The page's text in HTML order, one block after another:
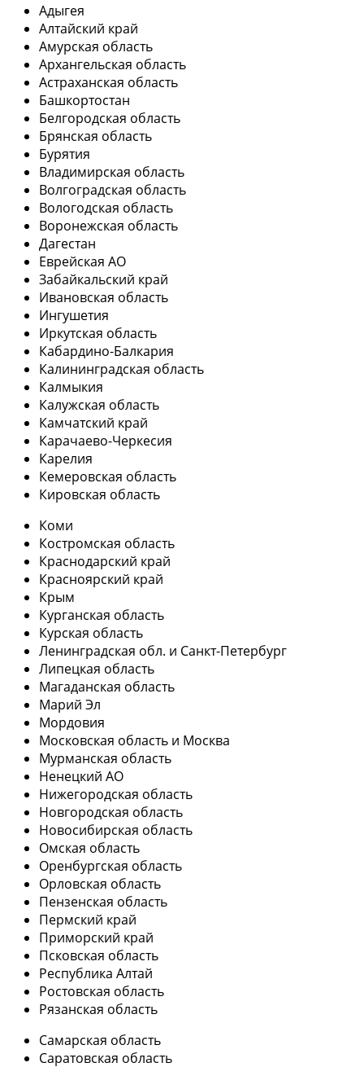
Адыгея
Алтайский край
Амурская область
Архангельская область
Астраханская область
Башкортостан
Белгородская область
Брянская область
Бурятия
Владимирская область
Волгоградская область
Вологодская область
Воронежская область
Дагестан
Еврейская АО
Забайкальский край
Ивановская область
Ингушетия
Иркутская область
Кабардино-Балкария
Калининградская область
Калмыкия
Калужская область
Камчатский край
Карачаево-Черкесия
Карелия
Кемеровская область
Кировская область
Коми
Костромская область
Краснодарский край
Красноярский край
Крым
Курганская область
Курская область
Ленинградская обл. и Санкт-Петербург
Липецкая область
Магаданская область
Марий Эл
Мордовия
Московская область и Москва
Мурманская область
Ненецкий АО
Нижегородская область
Новгородская область
Новосибирская область
Омская область
Оренбургская область
Орловская область
Пензенская область
Пермский край
Приморский край
Псковская область
Республика Алтай
Ростовская область
Рязанская область
Самарская область
Саратовская область